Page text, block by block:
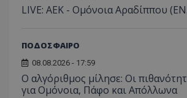
LIVE: ΑΕΚ - Ομόνοια Αραδίππου
ΠΟΔΟΣΦΑΙΡΟ
08.08.2026 - 17:59
Ο αλγόριθμος μίλησε: Οι
για Ομόνοια, Πάφο και Απόλλωνα